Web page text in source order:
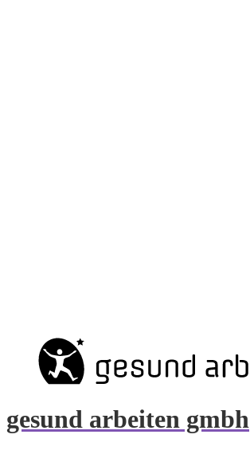
gesund arbeiten gmbh